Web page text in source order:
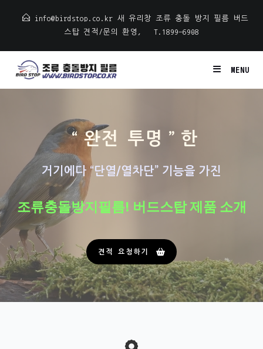
info@birdstop.co.kr 새 유리창 조류 충돌 방지 필름 버드
스탑 견적/문의 환영 , T.1899-6908
MENU
“완전 투명”한
거기에다 “단열/열차단” 기능을 가진
조류충돌방지필름! 버드스탑 제품 소개​
견적 요청하기